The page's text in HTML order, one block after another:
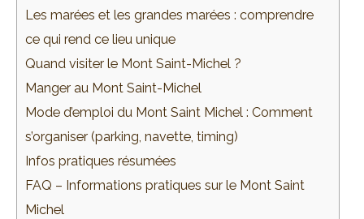
Les marées et les grandes marées : comprendre
ce qui rend ce lieu unique
Quand visiter le Mont Saint-Michel ?
Manger au Mont Saint-Michel
Mode d’emploi du Mont Saint Michel : Comment
s’organiser (parking, navette, timing)
Infos pratiques résumées
FAQ – Informations pratiques sur le Mont Saint
Michel